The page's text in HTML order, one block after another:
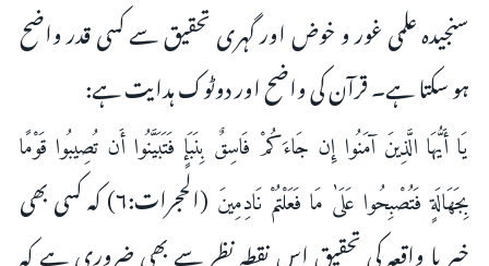
سنجیدہ علمی غور و خوض اور گہری تحقیق سے کسی قدر واضح
ہو سکتا ہے۔ قرآن کی واضح اور دوٹوک ہدایت ہے:
يَا أَيُّهَا الَّذِينَ آمَنُوا إِن جَاءَكُمْ فَاسِقٌ بِنَبَإٍ فَتَبَيَّنُوا أَن تُصِيبُوا قَوْمًا
بِجَهَالَةٍ فَتُصْبِحُوا عَلَىٰ مَا فَعَلْتُمْ نَادِمِينَ
(الحجرات:۶) کہ کسی بھی
خبر یا واقعہ کی تحقیق اس نقطہ نظر سے بھی ضروری ہے کہ